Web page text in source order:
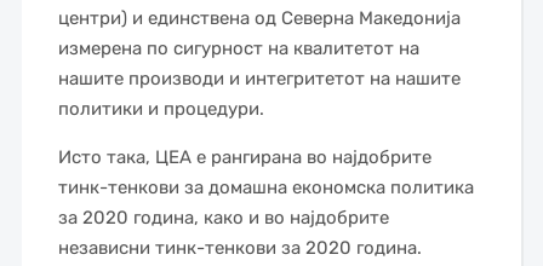
центри) и единствена од Северна Македонија
измерена по сигурност на квалитетот на
нашите производи и интегритетот на нашите
политики и процедури.
Исто така, ЦЕА е рангирана во најдобрите
тинк-тенкови за домашна економска политика
за 2020 година, како и во најдобрите
независни тинк-тенкови за 2020 година.